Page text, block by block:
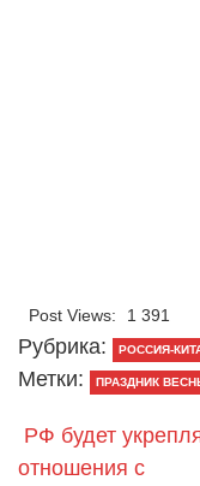
Post Views: 1 391
Рубрика: РОССИЯ-
Метки: ПРАЗДНИК
РФ будет
отношения с